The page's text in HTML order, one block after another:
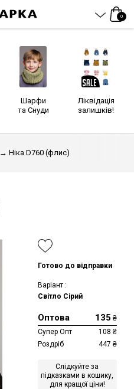
0
Шарфи
та Снуди
Ліквідація
залишків!
→ Ніка D760 (флис)
Готово до відправки
Варіант :
Світло Сірий
Оптова 135 ₴
Супер Опт
108 ₴
Роздріб
447 ₴
Слідкуйте за
підказками в кошику,
для кращої ціни!